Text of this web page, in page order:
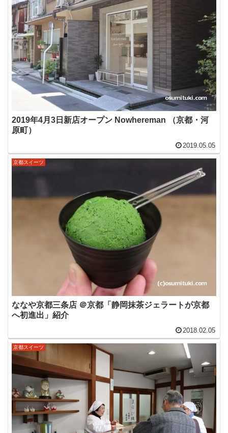
2019年4月3日新店オープン Nowhereman （京都・河
原町）
2019.05.05
京都スイーツ
ななや京都三条店 ＠京都「静岡抹茶ジェラートが京都
へ初進出」紹介
2018.02.05
京都スイーツ